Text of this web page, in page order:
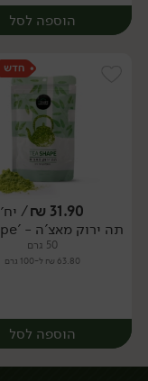
הוספה לסל
31.90
₪/ יח׳
תה ירוק מאצ'ה - 't-shape'
50 גרם
63.80 ₪ ל-100 גרם
הוספה לסל